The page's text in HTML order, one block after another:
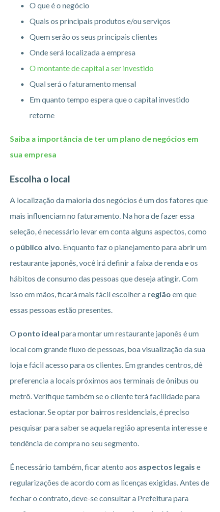
O que é o negócio
Quais os principais produtos e/ou serviços
Quem serão os seus principais clientes
Onde será localizada a empresa
O montante de capital a ser investido
Qual será o faturamento mensal
Em quanto tempo espera que o capital investido
retorne
Saiba a importância de ter um plano de negócios em
sua empresa
Escolha o local
A localização da maioria dos negócios é um dos fatores que
mais influenciam no faturamento. Na hora de fazer essa
seleção, é necessário levar em conta alguns aspectos, como
o público alvo. Enquanto faz o planejamento para abrir um
restaurante japonês, você irá definir a faixa de renda e os
hábitos de consumo das pessoas que deseja atingir. Com
isso em mãos, ficará mais fácil escolher a região em que
essas pessoas estão presentes.
O ponto ideal para montar um restaurante japonês é um
local com grande fluxo de pessoas, boa visualização da sua
loja e fácil acesso para os clientes. Em grandes centros, dê
preferencia a locais próximos aos terminais de ônibus ou
metrô. Verifique também se o cliente terá facilidade para
estacionar. Se optar por bairros residenciais, é preciso
pesquisar para saber se aquela região apresenta interesse e
tendência de compra no seu segmento.
É necessário também, ficar atento aos aspectos legais e
regularizações de acordo com as licenças exigidas. Antes de
fechar o contrato, deve-se consultar a Prefeitura para